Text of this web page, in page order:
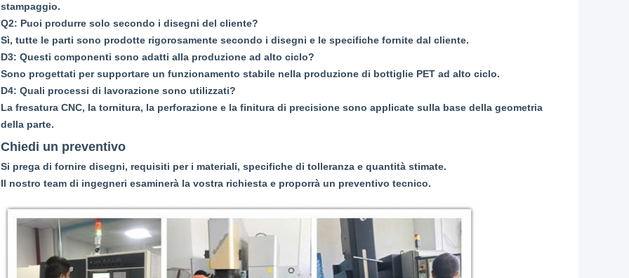
stampaggio.
Q2: Puoi produrre solo secondo i disegni del cliente?
Sì, tutte le parti sono prodotte rigorosamente secondo i disegni e le specifiche fornite dal cliente.
D3: Questi componenti sono adatti alla produzione ad alto ciclo?
Sono progettati per supportare un funzionamento stabile nella produzione di bottiglie PET ad alto ciclo.
D4: Quali processi di lavorazione sono utilizzati?
La fresatura CNC, la tornitura, la perforazione e la finitura di precisione sono applicate sulla base della geometria
della parte.
Chiedi un preventivo
Si prega di fornire disegni, requisiti per i materiali, specifiche di tolleranza e quantità stimate.
Il nostro team di ingegneri esaminerà la vostra richiesta e proporrà un preventivo tecnico.